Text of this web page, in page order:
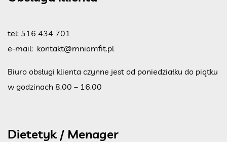
tel: 516 434 701
e-mail: kontakt@mniamfit.pl
Biuro obsługi klienta czynne jest od poniedziałku do piątku
w godzinach 8.00 – 16.00
Dietetyk / Menager